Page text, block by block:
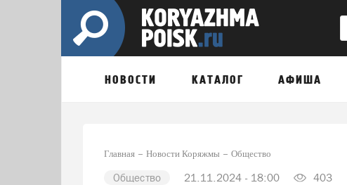
НОВОСТИ КАТАЛОГ АФИША
Главная Новости Коряжмы Общество
Общество 21.11.2024 - 18:00 403